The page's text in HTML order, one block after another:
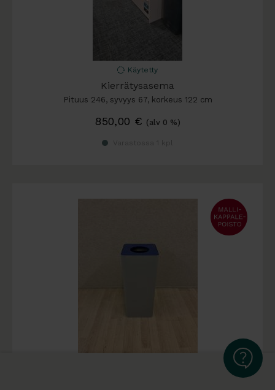
Käytetty
Kierrätysasema
Pituus 246, syvyys 67, korkeus 122 cm
850,00 € (alv 0 %)